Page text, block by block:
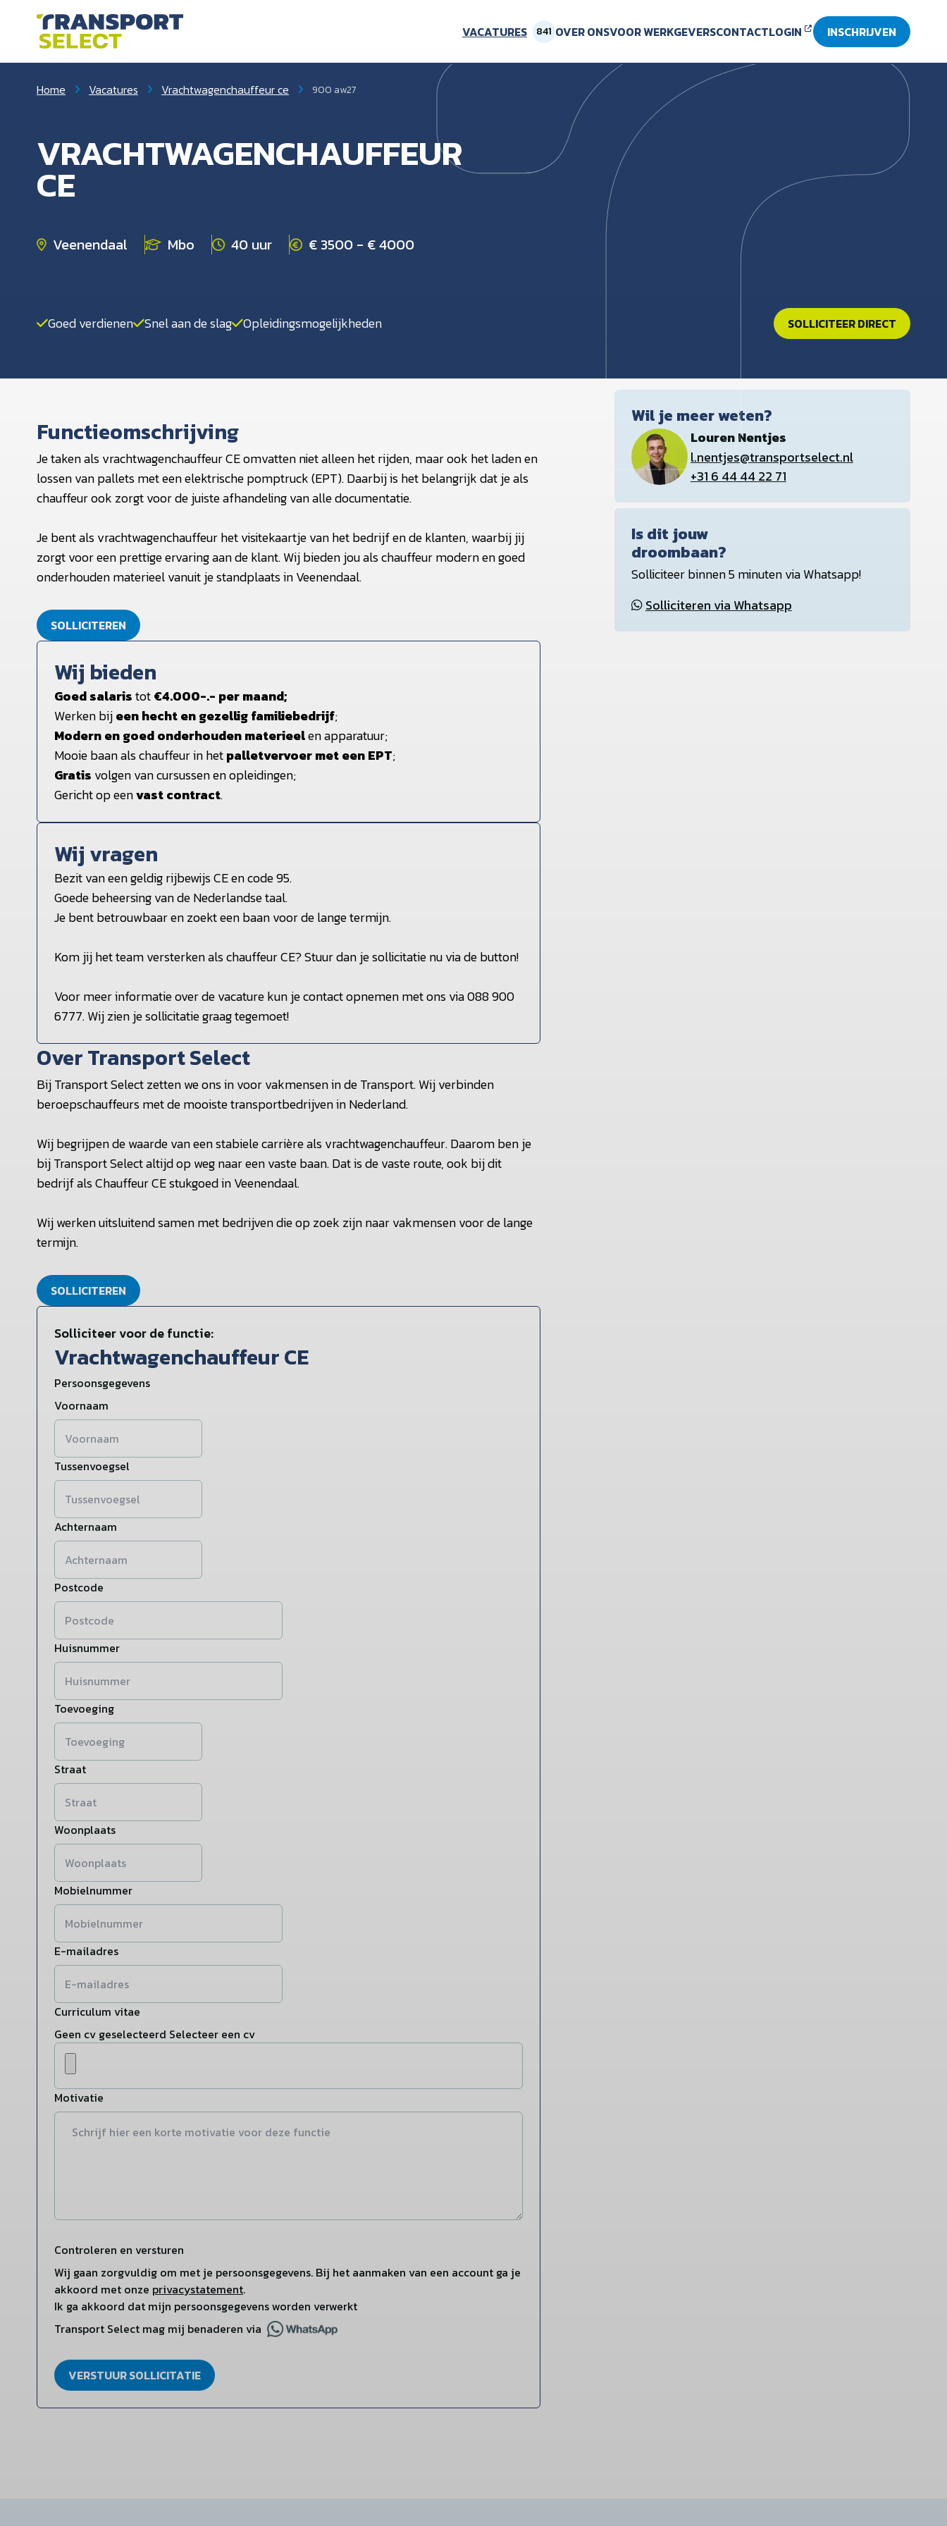
VACATURES 841 OVER ONSVOOR WERKGEVERSCONTACTLOGIN INSCHRIJVEN
Home Vacatures Vrachtwagenchauffeur ce 900 aw27
VRACHTWAGENCHAUFFEUR
CE
Veenendaal Mbo 40 uur € 3500 - € 4000
Goed verdienen Snel aan de slag Opleidingsmogelijkheden SOLLICITEER DIRECT
Functieomschrijving
Je taken als vrachtwagenchauffeur CE omvatten niet alleen het rijden, maar ook het laden en
lossen van pallets met een elektrische pomptruck (EPT). Daarbij is het belangrijk dat je als
chauffeur ook zorgt voor de juiste afhandeling van alle documentatie.
Je bent als vrachtwagenchauffeur het visitekaartje van het bedrijf en de klanten, waarbij jij
zorgt voor een prettige ervaring aan de klant. Wij bieden jou als chauffeur modern en goed
onderhouden materieel vanuit je standplaats in Veenendaal.
SOLLICITEREN
Wij bieden
Goed salaristot€4.000-.- per maand;
Werken bijeen hecht en gezellig familiebedrijf;
Modern en goed onderhouden materieelen apparatuur;
Mooie baan als chauffeur in hetpalletvervoer met een EPT;
Gratis volgen van cursussen en opleidingen;
Gericht op eenvast contract.
Wij vragen
Bezit van een geldig rijbewijs CE en code 95.
Goede beheersing van de Nederlandse taal.
Je bent betrouwbaar en zoekt een baan voor de lange termijn.
Kom jij het team versterken als chauffeur CE? Stuur dan je sollicitatie nu via de button!
Voor meer informatie over de vacature kun je contact opnemen met ons via 088 900
6777. Wij zien je sollicitatie graag tegemoet!
Over Transport Select
Bij Transport Select zetten we ons in voor vakmensen in de Transport. Wij verbinden
beroepschauffeurs met de mooiste transportbedrijven in Nederland.
Wij begrijpen de waarde van een stabiele carrière als vrachtwagenchauffeur. Daarom ben je
bij Transport Select altijd op weg naar een vaste baan. Dat is de vaste route, ook bij dit
bedrijf als Chauffeur CE stukgoed in Veenendaal.
Wij werken uitsluitend samen met bedrijven die op zoek zijn naar vakmensen voor de lange
termijn.
SOLLICITEREN
Solliciteer voor de functie:
Vrachtwagenchauffeur CE
Persoonsgegevens
Voornaam
Tussenvoegsel
Achternaam
Postcode
Huisnummer
Toevoeging
Straat
Woonplaats
Mobielnummer
E-mailadres
Curriculum vitae
Geen cv geselecteerd Selecteer een cv
Motivatie
Controleren en versturen
Wij gaan zorgvuldig om met je persoonsgegevens. Bij het aanmaken van een account ga je
akkoord met onze privacystatement.
Ik ga akkoord dat mijn persoonsgegevens worden verwerkt
Transport Select mag mij benaderen via
VERSTUUR SOLLICITATIE
Wil je meer weten?
Louren Nentjes
l.nentjes@transportselect.nl
+31 6 44 44 22 71
Is dit jouw
droombaan?
Solliciteer binnen 5 minuten via Whatsapp!
Solliciteren via Whatsapp